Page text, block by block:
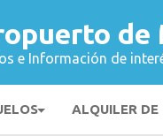
e Información de
ALQUILER DE